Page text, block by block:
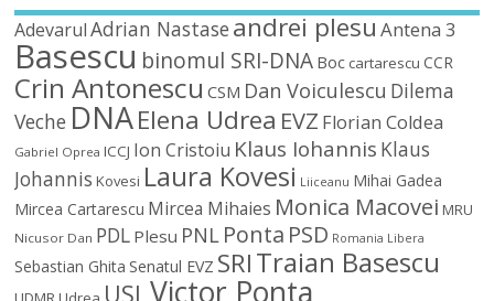
Adevarul Adrian Nastaseandrei plesuAntena 3
Basescu binomul SRI-DNA Boc cartarescu CCR
Crin Antonescu CSM Dan Voiculescu Dilema
Veche DNAElena Udrea EVZ Florian Coldea
Gabriel Oprea ICCJ Ion Cristoiu Klaus Iohannis Klaus
Johannis Kovesi Laura Kovesi Liiceanu Mihai Gadea
Mircea Cartarescu Mircea Mihaies Monica Macovei MRU
Nicusor Dan PDL Plesu PNL Ponta PSD Romania Libera
Sebastian Ghita Senatul EVZ SRITraian Basescu
USLVictor Ponta